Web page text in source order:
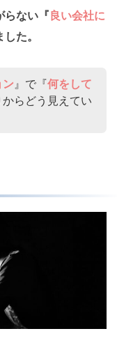
らない『良い会社に
た。
』で『何をして
らどう見えてい